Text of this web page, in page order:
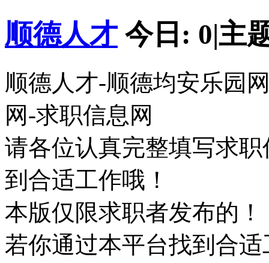
顺德人才 今日: 0|主
顺德人才-顺德均安乐园
网-求职信息网
请各位认真完整填写求
到合适工作哦！
本版仅限求职者发布的！
若你通过本平台找到合适